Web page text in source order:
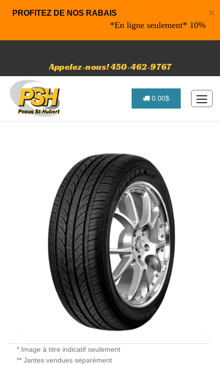
×
PROFITEZ DE NOS RABAIS
*En ligne seulement* 10% de
Appelez-nous! 450-462-9767
0.00$
* Image à titre indicatif seulement
** Jantes vendues séparément